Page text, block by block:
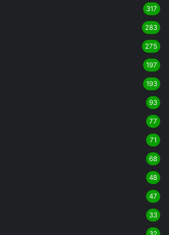
317
283
275
197
193
93
77
71
68
48
47
33